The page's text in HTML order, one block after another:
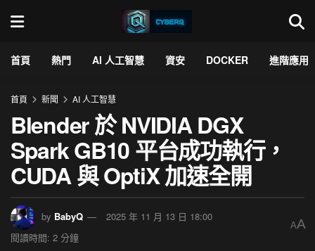
首頁 熱門 AI 人工智慧 資安 DOCKER 進階應用
首頁 新聞 AI 人工智慧
Blender 於 NVIDIA DGX
Spark GB10 平台成功執行，
CUDA 與 OptiX 加速全開
by BabyQ
2025 年 11 月 13 日 18:00
閱讀時間: 2 分鐘
AA